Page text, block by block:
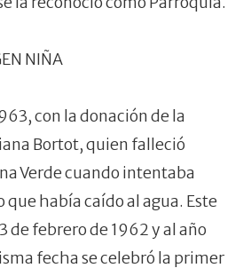
NIÑA
con la donación de la
Bortot, quien falleció
Verde cuando intentaba
que había caído al agua. Este
de febrero de 1962 y al año
fecha se celebró la primer